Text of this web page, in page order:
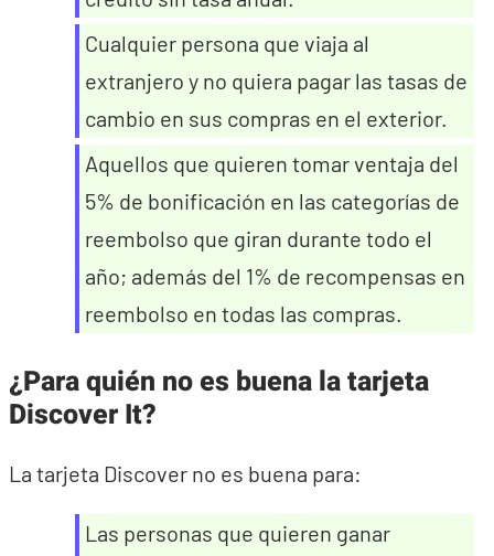
Cualquier persona que viaja al
extranjero y no quiera pagar las tasas de
cambio en sus compras en el exterior.
Aquellos que quieren tomar ventaja del
5% de bonificación en las categorías de
reembolso que giran durante todo el
año; además del 1% de recompensas en
reembolso en todas las compras.
¿Para quién no es buena la tarjeta
Discover It?
La tarjeta Discover no es buena para:
Las personas que quieren ganar